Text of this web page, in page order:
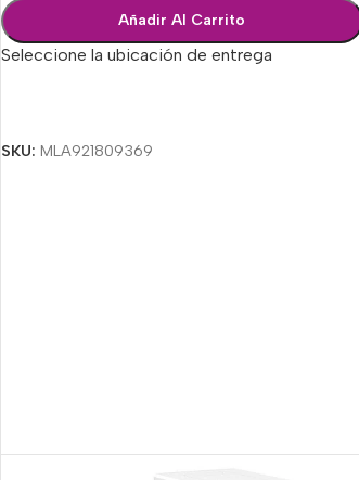
Añadir Al Carrito
Seleccione la ubicación de entrega
SKU: MLA921809369